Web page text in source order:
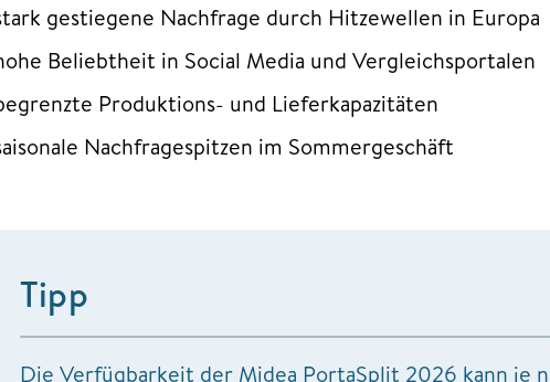
gestiegene Nachfrage durch Hitzewellen in Europa
Beliebtheit in Social Media und Vergleichsportalen
Produktions- und Lieferkapazitäten
Nachfragespitzen im Sommergeschäft
Tipp
Die Verfügbarkeit der Midea PortaSplit 2026 kann je